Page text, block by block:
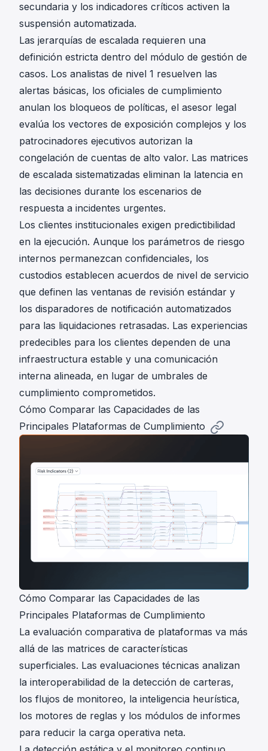
secundaria y los indicadores críticos activen la
suspensión automatizada.
Las jerarquías de escalada requieren una
definición estricta dentro del módulo de gestión de
casos. Los analistas de nivel 1 resuelven las
alertas básicas, los oficiales de cumplimiento
anulan los bloqueos de políticas, el asesor legal
evalúa los vectores de exposición complejos y los
patrocinadores ejecutivos autorizan la
congelación de cuentas de alto valor. Las matrices
de escalada sistematizadas eliminan la latencia en
las decisiones durante los escenarios de
respuesta a incidentes urgentes.
Los clientes institucionales exigen predictibilidad
en la ejecución. Aunque los parámetros de riesgo
internos permanezcan confidenciales, los
custodios establecen acuerdos de nivel de servicio
que definen las ventanas de revisión estándar y
los disparadores de notificación automatizados
para las liquidaciones retrasadas. Las experiencias
predecibles para los clientes dependen de una
infraestructura estable y una comunicación
interna alineada, en lugar de umbrales de
cumplimiento comprometidos.
Cómo Comparar las Capacidades de las
Principales Plataformas de Cumplimiento
Cómo Comparar las Capacidades de las
Principales Plataformas de Cumplimiento
La evaluación comparativa de plataformas va más
allá de las matrices de características
superficiales. Las evaluaciones técnicas analizan
la interoperabilidad de la detección de carteras,
los flujos de monitoreo, la inteligencia heurística,
los motores de reglas y los módulos de informes
para reducir la carga operativa neta.